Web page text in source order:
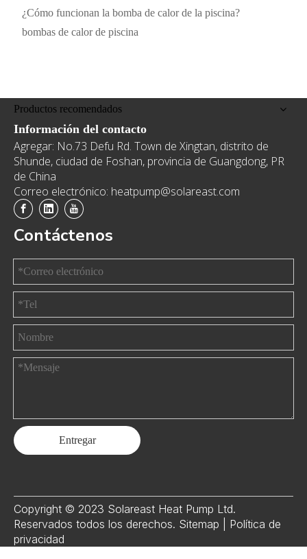
¿Cómo funcionan la bomba de calor de la piscina?
bombas de calor de piscina
Productos recomendados
Información del contacto
Agregar: No.73 Defu Rd. Town de Xingtan, distrito de
Shunde, ciudad de Foshan, provincia de Guangdong, PR
de China
Correo electrónico: heatpump@solareast.com
Contáctenos
Entregar
Copyright © 2023 Solareast Heat Pump Ltd.
Reservados todos los derechos. Sitemap
Política de
privacidad